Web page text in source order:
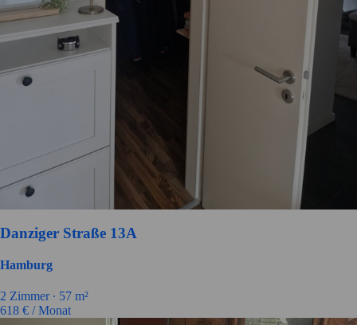
Danziger Straße 13A
Hamburg
2 Zimmer ∙ 57 m²
618 € / Monat